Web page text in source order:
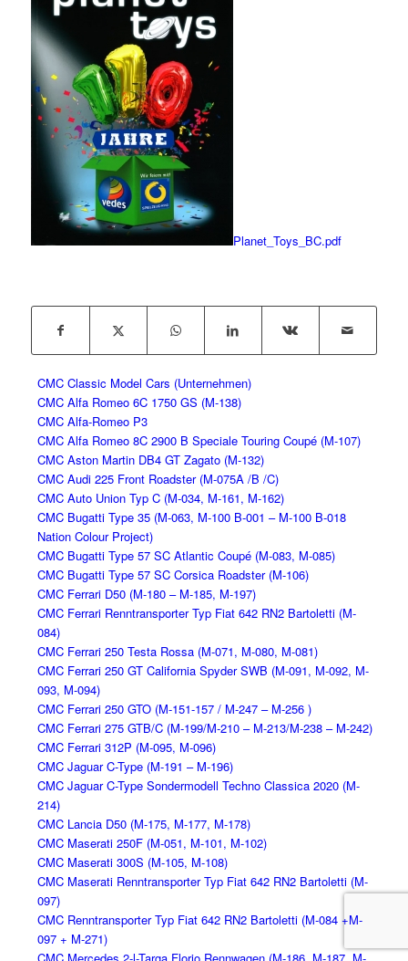
Planet_Toys_BC.pdf
CMC Classic Model Cars (Unternehmen)
CMC Alfa Romeo 6C 1750 GS (M-138)
CMC Alfa-Romeo P3
CMC Alfa Romeo 8C 2900 B Speciale Touring Coupé (M-107)
CMC Aston Martin DB4 GT Zagato (M-132)
CMC Audi 225 Front Roadster (M-075A /B /C)
CMC Auto Union Typ C (M-034, M-161, M-162)
CMC Bugatti Type 35 (M-063, M-100 B-001 – M-100 B-018
Nation Colour Project)
CMC Bugatti Type 57 SC Atlantic Coupé (M-083, M-085)
CMC Bugatti Type 57 SC Corsica Roadster (M-106)
CMC Ferrari D50 (M-180 – M-185, M-197)
CMC Ferrari Renntransporter Typ Fiat 642 RN2 Bartoletti (M-
084)
CMC Ferrari 250 Testa Rossa (M-071, M-080, M-081)
CMC Ferrari 250 GT California Spyder SWB (M-091, M-092, M-
093, M-094)
CMC Ferrari 250 GTO (M-151-157 / M-247 – M-256 )
CMC Ferrari 275 GTB/C (M-199/M-210 – M-213/M-238 – M-242)
CMC Ferrari 312P (M-095, M-096)
CMC Jaguar C-Type (M-191 – M-196)
CMC Jaguar C-Type Sondermodell Techno Classica 2020 (M-
214)
CMC Lancia D50 (M-175, M-177, M-178)
CMC Maserati 250F (M-051, M-101, M-102)
CMC Maserati 300S (M-105, M-108)
CMC Maserati Renntransporter Typ Fiat 642 RN2 Bartoletti (M-
097)
CMC Renntransporter Typ Fiat 642 RN2 Bartoletti (M-084 +M-
097 + M-271)